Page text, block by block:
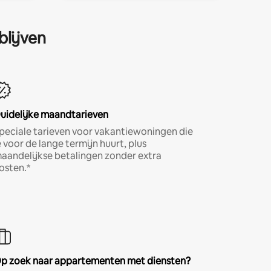
maandtarieven
tarieven voor vakantiewoningen die
voor de lange termijn huurt, plus
betalingen zonder extra
zoek naar appartementen met diensten?